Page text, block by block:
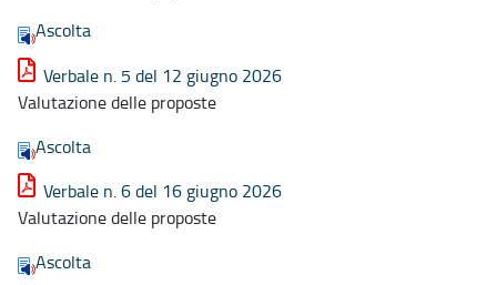
Ascolta
Verbale n. 5 del 12 giugno 2026
Valutazione delle proposte
Ascolta
Verbale n. 6 del 16 giugno 2026
Valutazione delle proposte
Ascolta